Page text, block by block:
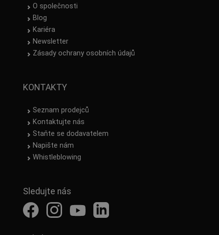
O společnosti
Blog
Kariéra
Newsletter
Zásady ochrany osobních údajů
KONTAKTY
Seznam prodejců
Kontaktujte nás
Staňte se dodavatelem
Napište nám
Whistleblowing
Sledujte nás